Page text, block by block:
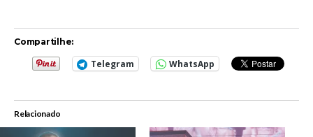
Compartilhe:
Telegram WhatsApp
Relacionado